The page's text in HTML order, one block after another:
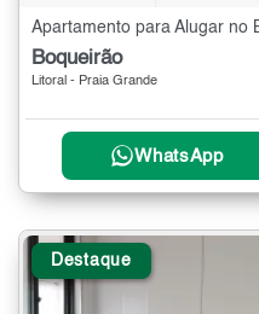
Apartamento para Alugar no
Boqueirão
Litoral - Praia Grande
WhatsApp
Destaque